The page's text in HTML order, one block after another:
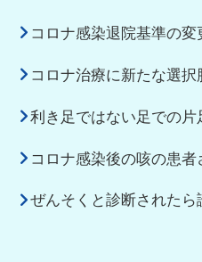
コロナ感染退院基準の変
コロナ治療に新たな選択
利き足ではない足での片
コロナ感染後の咳の患者
ぜんそくと診断された